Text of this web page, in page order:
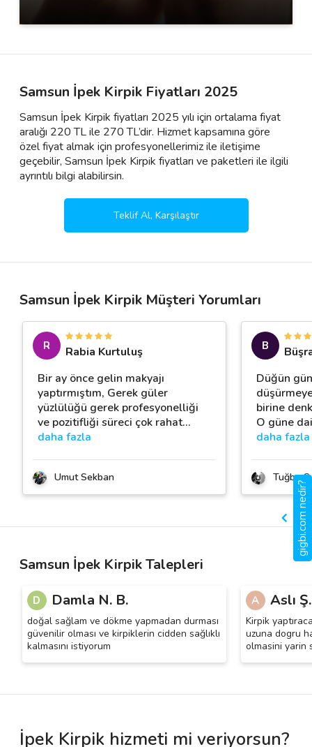
Samsun İpek Kirpik Fiyatları 2025
Samsun İpek Kirpik fiyatları 2025 yılı için ortalama fiyat
aralığı 220 TL ile 270 TL’dir. Hizmet kapsamına göre
özel fiyat almak için profesyonellerimiz ile iletişime
geçebilir, Samsun İpek Kirpik fiyatları ve paketleri ile ilgili
ayrıntılı bilgi alabilirsin.
Teklif Al, Karşılaştır
Samsun İpek Kirpik Müşteri Yorumları
R
Rabia Kurtuluş
Bir ay önce gelin makyajı
yaptırmıştım, Gerek güler
yüzlülüğü gerek profesyonelliği
ve pozitifliği süreci çok rahat…
daha fazla
Umut Sekban
B
Düğün
birine
O güne
daha fazla
Tuğba S.
Samsun İpek Kirpik Talepleri
D Damla N. B.
doğal sağlam ve dökme yapmadan durması
güvenilir olması ve kirpiklerin cidden sağlıklı
kalmasını istiyorum
A Aslı Ş.
Kirpik
uzuna dogru
olmasini yarin
İpek Kirpik hizmeti mi veriyorsun?
gigbi.com nedir?